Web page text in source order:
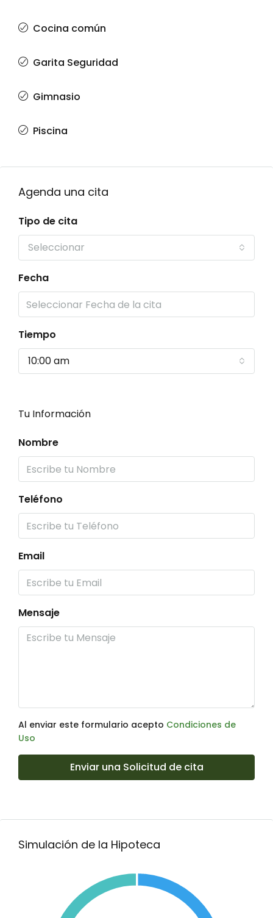
Cocina común
Garita Seguridad
Gimnasio
Piscina
Agenda una cita
Tipo de cita
Seleccionar
Fecha
Tiempo
10:00 am
Tu Información
Nombre
Teléfono
Email
Mensaje
Al enviar este formulario acepto Condiciones de
Uso
Enviar una Solicitud de cita
Simulación de la Hipoteca